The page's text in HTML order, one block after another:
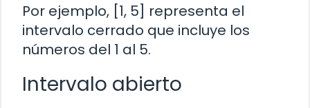
Por ejemplo, [1, 5] representa el
intervalo cerrado que incluye los
números del 1 al 5.
Intervalo abierto